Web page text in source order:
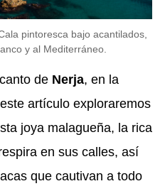
pintoresca bajo acantilados,
y al Mediterráneo.
de Nerja, en la
artículo exploraremos
joya malagueña, la rica
en sus calles, así
que cautivan a todo